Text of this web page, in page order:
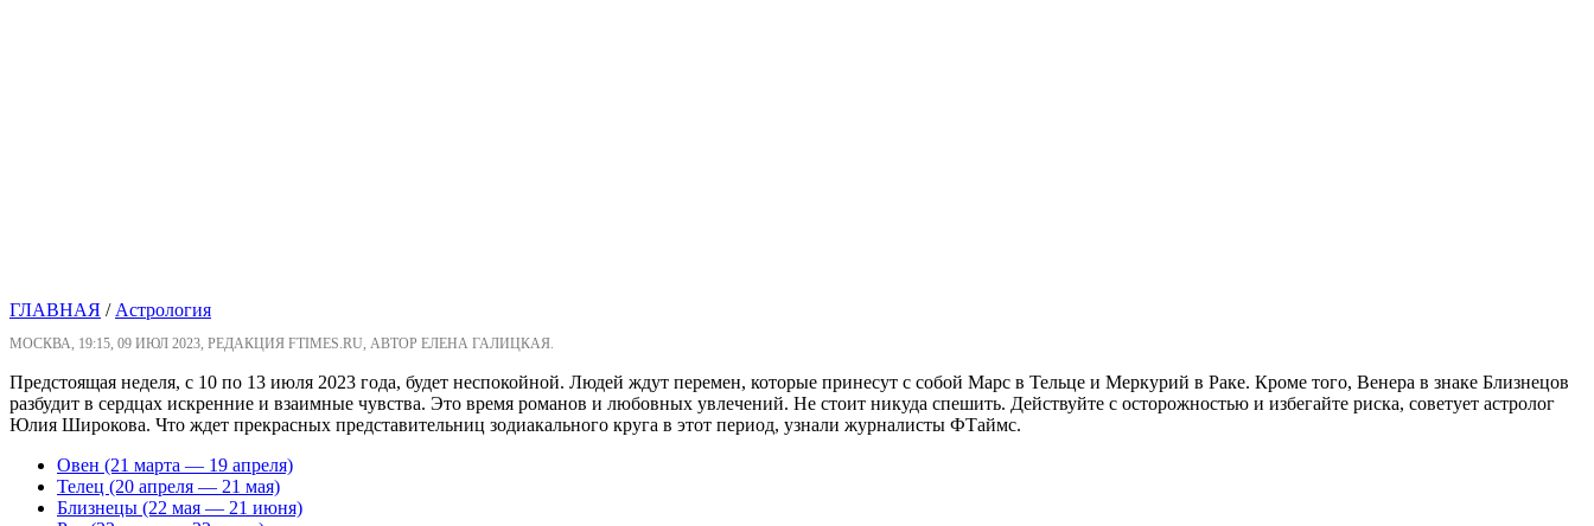
ГЛАВНАЯ /Астрология
МОСКВА, 19:15, 09 ИЮЛ 2023, РЕДАКЦИЯ FTIMES.RU, АВТОР ЕЛЕНА ГАЛИЦКАЯ.
Предстоящая неделя, с 10 по 13 июля 2023 года, будет неспокойной. Людей ждут перемен, которые принесут с собой Марс в Тельце и Меркурий в Раке. Кроме того, Венера в знаке Близнецов
разбудит в сердцах искренние и взаимные чувства. Это время романов и любовных увлечений. Не стоит никуда спешить. Действуйте с осторожностью и избегайте риска, советует астролог
Юлия Широкова. Что ждет прекрасных представительниц зодиакального круга в этот период, узнали журналисты ФТаймс.
Овен (21 марта — 19 апреля)
Телец (20 апреля — 21 мая)
Близнецы (22 мая — 21 июня)